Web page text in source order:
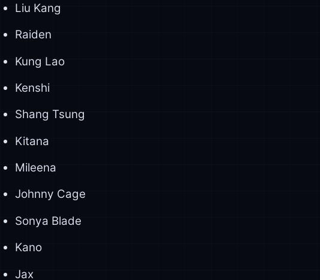
Liu Kang
Raiden
Kung Lao
Kenshi
Shang Tsung
Kitana
Mileena
Johnny Cage
Sonya Blade
Kano
Jax